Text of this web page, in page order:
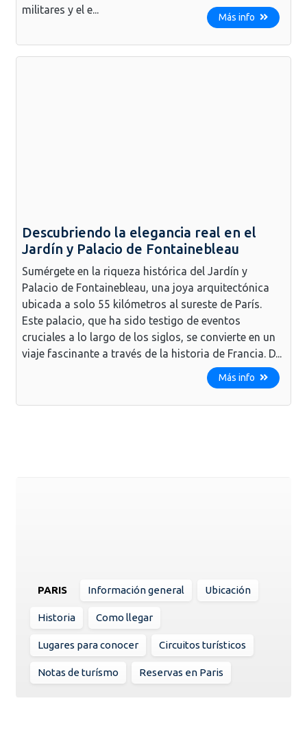
militares y el e...
Más info
Descubriendo la elegancia real en el
Jardín y Palacio de Fontainebleau
Sumérgete en la riqueza histórica del Jardín y
Palacio de Fontainebleau, una joya arquitectónica
ubicada a solo 55 kilómetros al sureste de París.
Este palacio, que ha sido testigo de eventos
cruciales a lo largo de los siglos, se convierte en un
viaje fascinante a través de la historia de Francia. D...
Más info
PARIS Información general Ubicación
Historia Como llegar
Lugares para conocer Circuitos turísticos
Notas de turísmo Reservas en Paris